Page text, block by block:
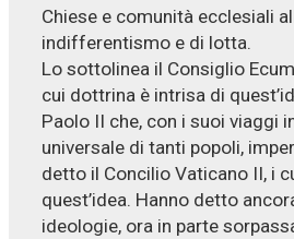
Chiese e comunità ecclesiali
indifferentismo e di lotta.
Lo sottolinea il Consiglio
cui dottrina è intrisa di
Paolo II che, con i suoi viaggi
universale di tanti popoli,
detto il Concilio Vaticano II, i
quest’idea. Hanno detto
ideologie, ora in parte